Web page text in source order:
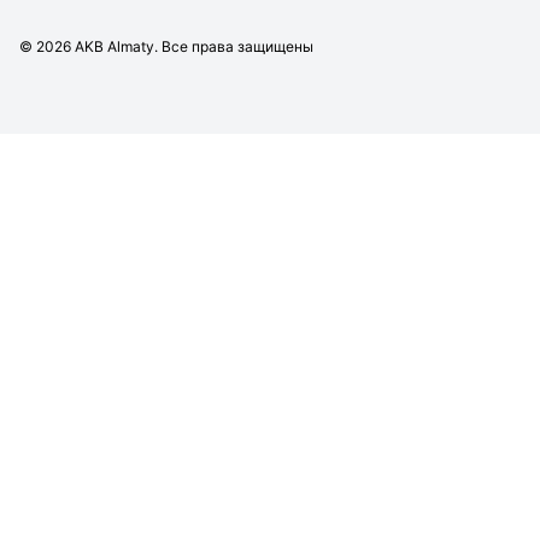
© 2026 AKB Almaty. Все права защищены